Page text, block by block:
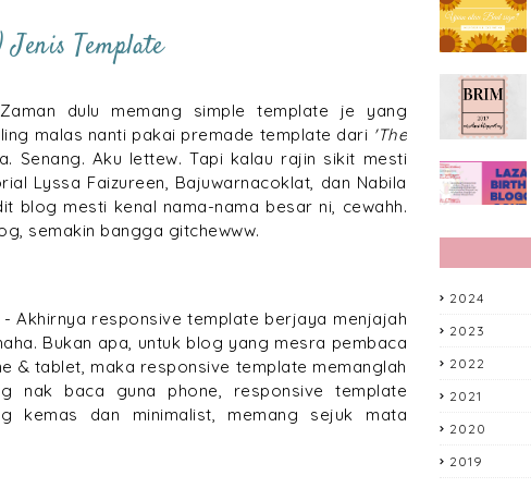
Jenis Template
dulu memang simple template je yang
malas nanti pakai premade template dari 'The
Senang. Aku lettew. Tapi kalau rajin sikit mesti
Lyssa Faizureen, Bajuwarnacoklat, dan Nabila
blog mesti kenal nama-nama besar ni, cewahh.
semakin bangga gitchewww.
Akhirnya responsive template berjaya menjajah
Bukan apa, untuk blog yang mesra pembaca
& tablet, maka responsive template memanglah
nak baca guna phone, responsive template
kemas dan minimalist, memang sejuk mata
2024
2023
2022
2021
2020
2019